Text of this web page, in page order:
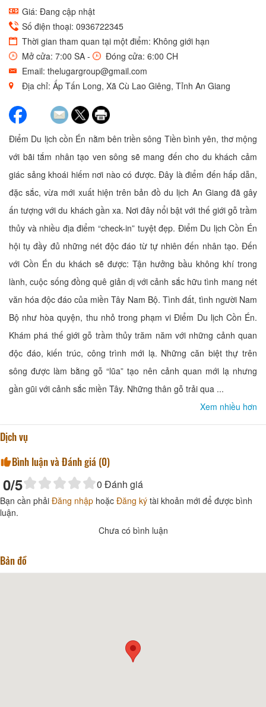
Giá: Đang cập nhật
Số điện thoại: 0936722345
Thời gian tham quan tại một điểm: Không giới hạn
Mở cửa: 7:00 SA -
Đóng cửa: 6:00 CH
Email: thelugargroup@gmail.com
Địa chỉ: Ấp Tấn Long, Xã Cù Lao Giêng, Tỉnh An Giang
Điểm Du lịch cồn Én nằm bên triền sông Tiền bình yên, thơ mộng
với bãi tắm nhân tạo ven sông sẽ mang đến cho du khách cảm
giác sảng khoái hiếm nơi nào có được. Đây là điểm đến hấp dẫn,
đặc sắc, vừa mới xuất hiện trên bản đồ du lịch An Giang đã gây
ấn tượng với du khách gần xa. Nơi đây nổi bật với thế giới gỗ trầm
thủy và nhiều địa điểm “check-in” tuyệt đẹp. Điểm Du lịch Cồn Én
hội tụ đầy đủ những nét độc đáo từ tự nhiên đến nhân tạo. Đến
với Cồn Én du khách sẽ được: Tận hưởng bầu không khí trong
lành, cuộc sống đồng quê giản dị với cảnh sắc hữu tình mang nét
văn hóa độc đáo của miền Tây Nam Bộ. Tình đất, tình người Nam
Bộ như hòa quyện, thu nhỏ trong phạm vi Điểm Du lịch Cồn Én.
Khám phá thế giới gỗ trầm thủy trăm năm với những cảnh quan
độc đáo, kiến trúc, công trình mới lạ. Những căn biệt thự trên
sông được làm bằng gỗ “lũa” tạo nên cảnh quan mới lạ nhưng
gần gũi với cảnh sắc miền Tây. Những thân gỗ trải qua ...
Xem nhiều hơn
Dịch vụ
Bình luận và Đánh giá (0)
0/5 0 Đánh giá
Bạn cần phải Đăng nhập hoặc Đăng ký tài khoản mới để được bình
luận.
Chưa có bình luận
Bản đồ